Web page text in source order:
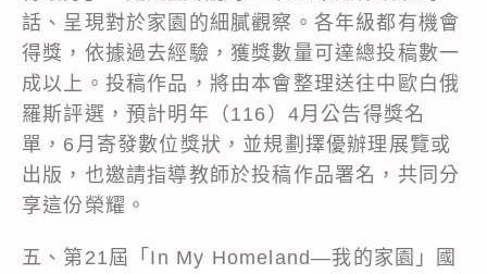
話、呈現對於家園的細膩觀察。各年級都有機會
得獎，依據過去經驗，獲獎數量可達總投稿數一
成以上。投稿作品，將由本會整理送往中歐白俄
羅斯評選，預計明年（116）4月公告得獎名
單，6月寄發數位獎狀，並規劃擇優辦理展覽或
出版，也邀請指導教師於投稿作品署名，共同分
享這份榮耀。
五、第21屆「In My Homeland—我的家園」國